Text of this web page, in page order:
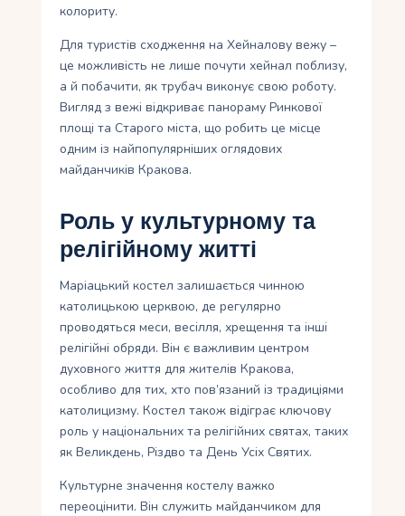
колориту.
Для туристів сходження на Хейналову вежу –
це можливість не лише почути хейнал поблизу,
а й побачити, як трубач виконує свою роботу.
Вигляд з вежі відкриває панораму Ринкової
площі та Старого міста, що робить це місце
одним із найпопулярніших оглядових
майданчиків Кракова.
Роль у культурному та
релігійному житті
Маріацький костел залишається чинною
католицькою церквою, де регулярно
проводяться меси, весілля, хрещення та інші
релігійні обряди. Він є важливим центром
духовного життя для жителів Кракова,
особливо для тих, хто пов’язаний із традиціями
католицизму. Костел також відіграє ключову
роль у національних та релігійних святах, таких
як Великдень, Різдво та День Усіх Святих.
Культурне значення костелу важко
переоцінити. Він служить майданчиком для